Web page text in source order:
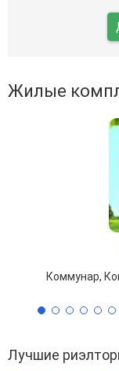
Жилые
Коммунар,
Лучшие